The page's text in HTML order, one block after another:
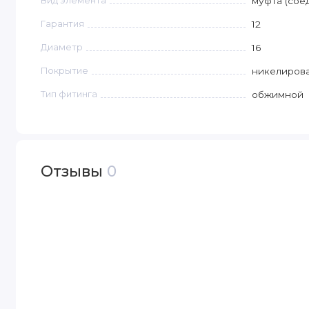
Гарантия 12
Диаметр 16
Покрытие
Тип фитинга обжимной
Отзывы 0